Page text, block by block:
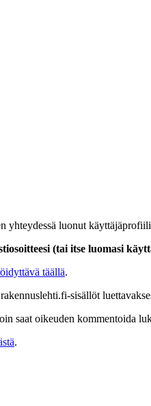
yhteydessä luonut
(tai itse luomasi
täällä.
sisällöt
saat oikeuden kommentoida
.